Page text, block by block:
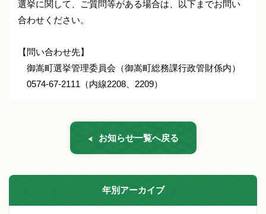
選挙に関して、ご質問等がある場合は、以下までお問い
合わせください。
【問い合わせ先】
御嵩町選挙管理委員会（御嵩町総務課行政管財係内）
0574-67-2111（内線2208、2209）
お知らせ一覧へ戻る
年別アーカイブ